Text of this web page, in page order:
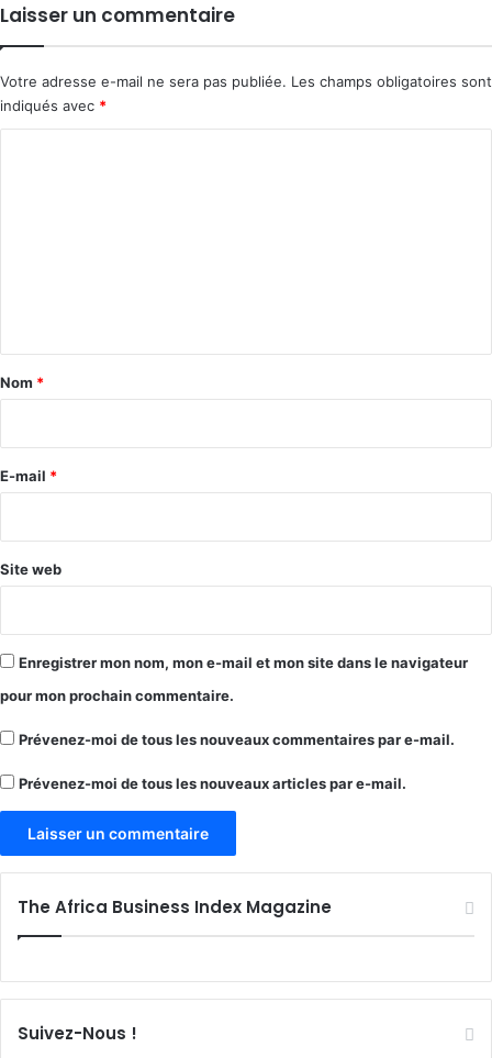
Laisser un commentaire
Votre adresse e-mail ne sera pas publiée. Les champs obligatoires sont
indiqués avec *
a
e
Nom *
E-mail *
Site web
Enregistrer mon nom, mon e-mail et mon site dans le navigateur
pour mon prochain commentaire.
Prévenez-moi de tous les nouveaux commentaires par e-mail.
Prévenez-moi de tous les nouveaux articles par e-mail.
The Africa Business Index Magazine
Suivez-Nous !